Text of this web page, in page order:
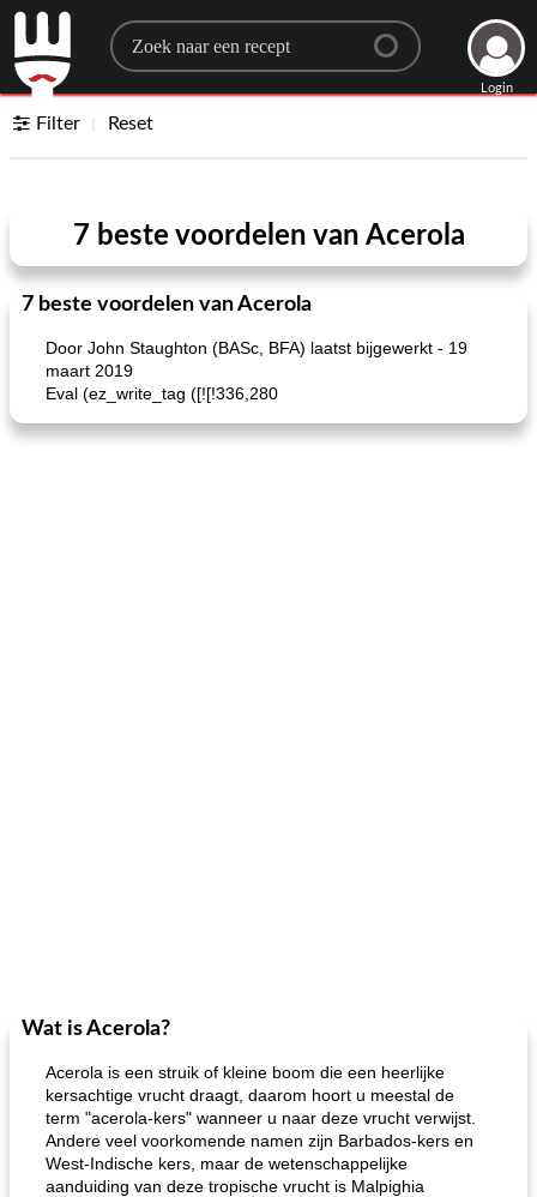
Search for a recipe
Login
Filter Reset
7 beste voordelen van Acerola
7 beste voordelen van Acerola
Door John Staughton (BASc, BFA) laatst bijgewerkt - 19
maart 2019
Eval (ez_write_tag ([![!336,280
Wat is Acerola?
Acerola is een struik of kleine boom die een heerlijke
kersachtige vrucht draagt, daarom hoort u meestal de
term "acerola-kers" wanneer u naar deze vrucht verwijst.
Andere veel voorkomende namen zijn Barbados-kers en
West-Indische kers, maar de wetenschappelijke
aanduiding van deze tropische vrucht is Malpighia